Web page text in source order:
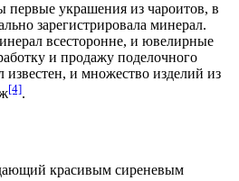
первые украшения из чароитов, в
зарегистрировала минерал.
всесторонне, и ювелирные
и продажу поделочного
известен, и множество изделий из
[4].
красивым сиреневым